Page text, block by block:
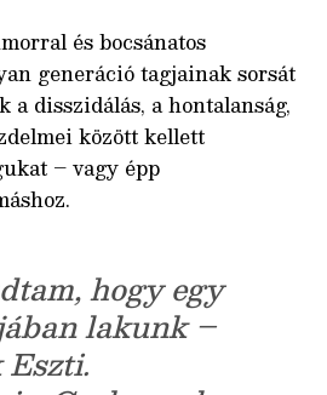
és bocsánatos
generáció tagjainak sorsát
a disszidálás, a hontalanság,
között kellett
– vagy épp
hogy egy
lakunk –